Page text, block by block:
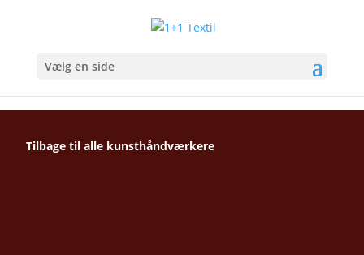
Vælg en side
Tilbage til alle kunsthåndværkere